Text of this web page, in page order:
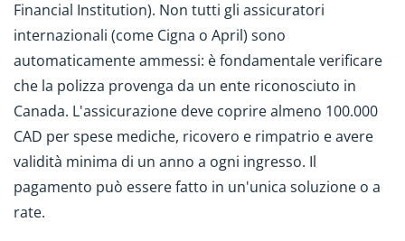
Financial Institution). Non tutti gli assicuratori
internazionali (come Cigna o April) sono
automaticamente ammessi: è fondamentale verificare
che la polizza provenga da un ente riconosciuto in
Canada. L'assicurazione deve coprire almeno 100.000
CAD per spese mediche, ricovero e rimpatrio e avere
validità minima di un anno a ogni ingresso. Il
pagamento può essere fatto in un'unica soluzione o a
rate.